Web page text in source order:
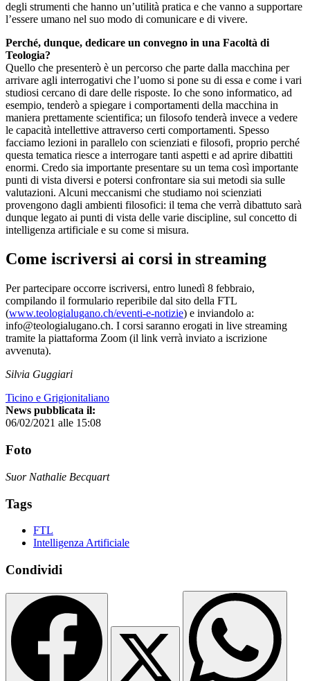
degli strumenti che hanno un’utilità pratica e che vanno a supportare
l’essere umano nel suo modo di comunicare e di vivere.
Perché, dunque, dedicare un convegno in una Facoltà di
Teologia?
Quello che presenterò è un percorso che parte dalla macchina per
arrivare agli interrogativi che l’uomo si pone su di essa e come i vari
studiosi cercano di dare delle risposte. Io che sono informatico, ad
esempio, tenderò a spiegare i comportamenti della macchina in
maniera prettamente scientifica; un filosofo tenderà invece a vedere
le capacità intellettive attraverso certi comportamenti. Spesso
facciamo lezioni in parallelo con scienziati e filosofi, proprio perché
questa tematica riesce a interrogare tanti aspetti e ad aprire dibattiti
enormi. Credo sia importante presentare su un tema così importante
punti di vista diversi e potersi confrontare sia sui metodi sia sulle
valutazioni. Alcuni meccanismi che studiamo noi scienziati
provengono dagli ambienti filosofici: il tema che verrà dibattuto sarà
dunque legato ai punti di vista delle varie discipline, sul concetto di
intelligenza artificiale e su come si misura.
Come iscriversi ai corsi in streaming
Per partecipare occorre iscriversi, entro lunedì 8 febbraio,
compilando il formulario reperibile dal sito della FTL
(www.teologialugano.ch/eventi-e-notizie) e inviandolo a:
info@teologialugano.ch. I corsi saranno erogati in live streaming
tramite la piattaforma Zoom (il link verrà inviato a iscrizione
avvenuta).
Silvia Guggiari
Ticino e Grigionitaliano
News pubblicata il:
06/02/2021 alle 15:08
Foto
Suor Nathalie Becquart
Tags
FTL
Intelligenza Artificiale
Condividi